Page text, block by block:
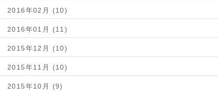
2016年02月 (10)
2016年01月 (11)
2015年12月 (10)
2015年11月 (10)
2015年10月 (9)